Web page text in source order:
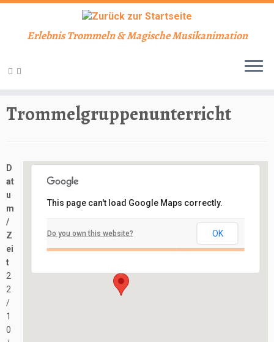
Zum
Erlebnis Trommeln & Magische Musikanimation
Trommelgruppenunterricht
Veranstaltungen
This page can't load Google Maps correctly.
Do you own this website? OK
D
at
u
m
/
Z
ei
t
2
2
/
1
0